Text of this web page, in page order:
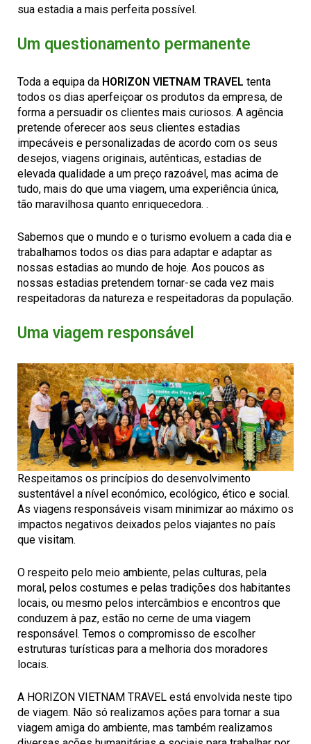
sua estadia a mais perfeita possível.
Um questionamento permanente
Toda a equipa da HORIZON VIETNAM TRAVEL tenta
todos os dias aperfeiçoar os produtos da empresa, de
forma a persuadir os clientes mais curiosos. A agência
pretende oferecer aos seus clientes estadias
impecáveis e personalizadas de acordo com os seus
desejos, viagens originais, autênticas, estadias de
elevada qualidade a um preço razoável, mas acima de
tudo, mais do que uma viagem, uma experiência única,
tão maravilhosa quanto enriquecedora. .
Sabemos que o mundo e o turismo evoluem a cada dia e
trabalhamos todos os dias para adaptar e adaptar as
nossas estadias ao mundo de hoje. Aos poucos as
nossas estadias pretendem tornar-se cada vez mais
respeitadoras da natureza e respeitadoras da população.
Uma viagem responsável
Respeitamos os princípios do desenvolvimento
sustentável a nível económico, ecológico, ético e social.
As viagens responsáveis visam minimizar ao máximo os
impactos negativos deixados pelos viajantes no país
que visitam.
O respeito pelo meio ambiente, pelas culturas, pela
moral, pelos costumes e pelas tradições dos habitantes
locais, ou mesmo pelos intercâmbios e encontros que
conduzem à paz, estão no cerne de uma viagem
responsável. Temos o compromisso de escolher
estruturas turísticas para a melhoria dos moradores
locais.
A HORIZON VIETNAM TRAVEL está envolvida neste tipo
de viagem. Não só realizamos ações para tornar a sua
viagem amiga do ambiente, mas também realizamos